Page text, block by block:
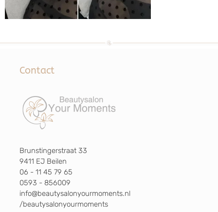
Contact
Brunstingerstraat 33
9411 EJ Beilen
06 - 11 45 79 65
0593 - 856009
info@beautysalonyourmoments.nl
/beautysalonyourmoments